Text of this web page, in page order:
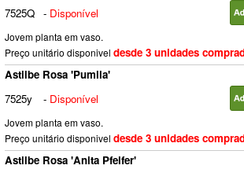
7525Q - Disponível
Jovem planta em vaso.
Preço unitário disponivel desde 3 unidades
Astilbe Rosa 'Pumila'
7525y
- Disponível
Jovem planta em vaso.
Preço unitário disponivel desde 3 unidades
Astilbe Rosa 'Anita Pfeifer'